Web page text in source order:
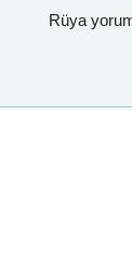
Rüya